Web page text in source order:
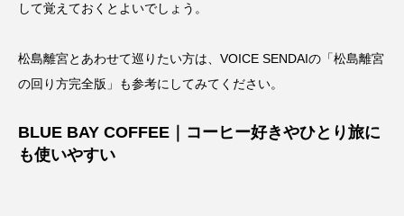
して覚えておくとよいでしょう。
松島離宮とあわせて巡りたい方は、VOICE SENDAIの「松島離宮
の回り方完全版 」も参考にしてみてください。
BLUE BAY COFFEE｜コーヒー好きやひとり旅に
も使いやすい